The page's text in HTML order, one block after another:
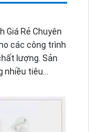
Giá Rẻ Chuyên
các công trình
lượng. Sản
nhiều tiêu
ghi lại không
trình giám sát.
thể theo dõi từ